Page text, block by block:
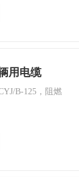
机车车辆用型
用电缆
B-125，阻燃